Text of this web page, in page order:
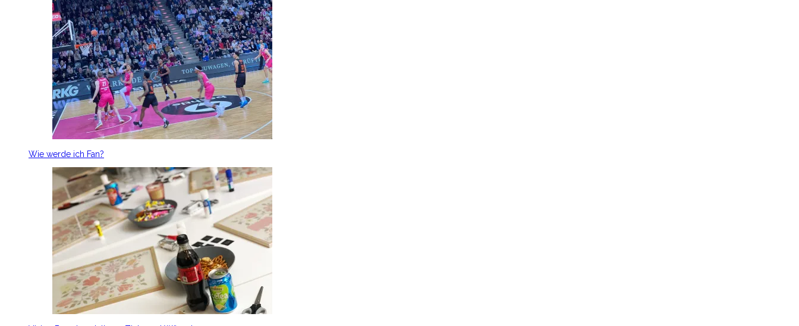
Wie werde ich Fan?